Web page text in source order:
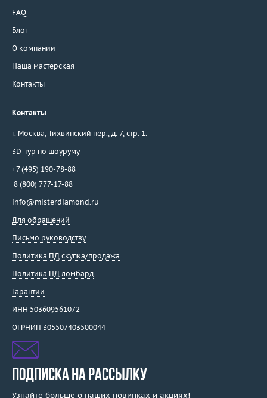
FAQ
Блог
О компании
Наша мастерская
Контакты
Контакты
г. Москва, Тихвинский пер., д. 7, стр. 1.
3D-тур по шоуруму
+7 (495) 190-78-88
8 (800) 777-17-88
info@misterdiamond.ru
Для обращений
Письмо руководству
Политика ПД скупка/продажа
Политика ПД ломбард
Гарантии
ИНН 503609561072
ОГРНИП 305507403500044
ПОДПИСКА НА РАССЫЛКУ
Узнайте больше о наших новинках и акциях!